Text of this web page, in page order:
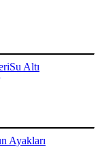
Su Altı
Ayakları